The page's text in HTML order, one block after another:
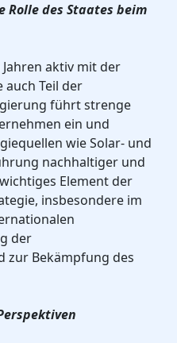
des Staates beim
aktiv mit der
Teil der
führt strenge
ein und
wie Solar- und
nachhaltiger und
Element der
insbesondere im
der
zur Bekämpfung des